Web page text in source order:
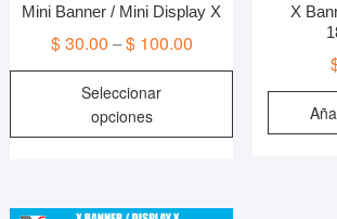
Mini Banner / Mini Display X
$30.00 –$100.00
Seleccionar
opciones
Este
Las
X